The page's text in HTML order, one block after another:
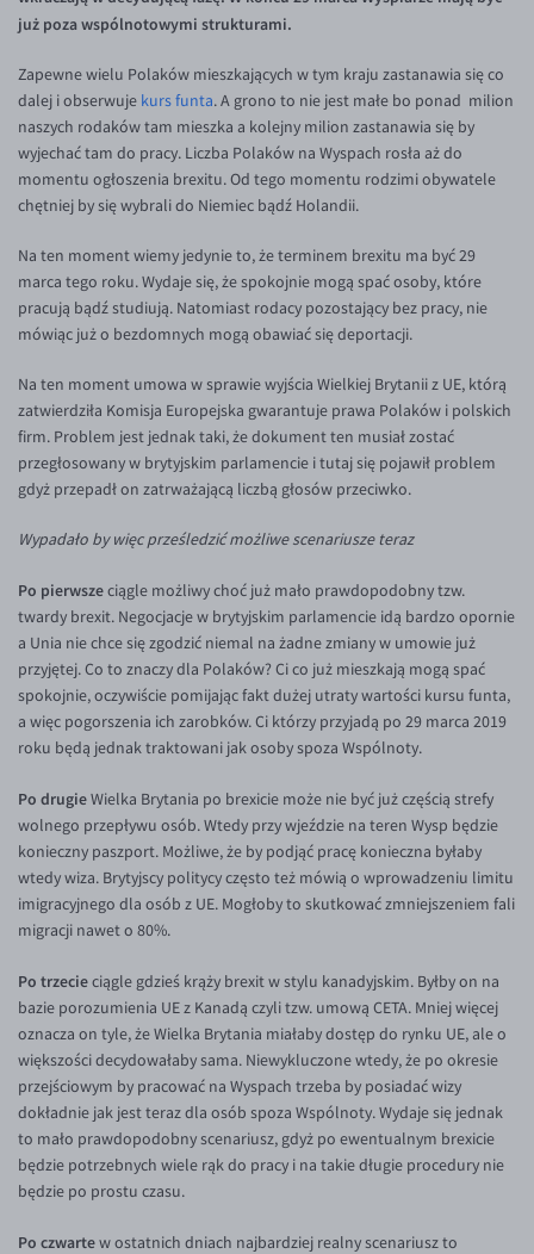
Inne pary walutowe
BGN/PLN
CAD/PLN
CNY/PLN
HKD/PLN
HUF/PLN
ILS/PLN
JPY/PLN
RON/PLN
SGD/PLN
TRY/PLN
ZAR/PLN
EUR/GBP
EUR/CHF
EUR/CZK
EUR/DKK
EUR/SEK
EUR/AUD
EUR/BGN
EUR/CAD
EUR/HKD
EUR/HUF
EUR/ILS
EUR/JPY
EUR/NZD
EUR/RON
EUR/SGD
Aplikacja mobilna
Pomoc
Pomoc
FAQ
Konto i opłaty
Wymiana walut
Banki i przelewy
Przelewy zagraniczne
Poradnik
Kontakt
Dla mediów
PL
już poza wspólnotowymi strukturami.
Zapewne wielu Polaków mieszkających w tym kraju zastanawia się co
dalej i obserwuje kurs funta. A grono to nie jest małe bo ponad milion
naszych rodaków tam mieszka a kolejny milion zastanawia się by
wyjechać tam do pracy. Liczba Polaków na Wyspach rosła aż do
momentu ogłoszenia brexitu. Od tego momentu rodzimi obywatele
chętniej by się wybrali do Niemiec bądź Holandii.
Na ten moment wiemy jedynie to, że terminem brexitu ma być 29
marca tego roku. Wydaje się, że spokojnie mogą spać osoby, które
pracują bądź studiują. Natomiast rodacy pozostający bez pracy, nie
mówiąc już o bezdomnych mogą obawiać się deportacji.
Na ten moment umowa w sprawie wyjścia Wielkiej Brytanii z UE, którą
zatwierdziła Komisja Europejska gwarantuje prawa Polaków i polskich
firm. Problem jest jednak taki, że dokument ten musiał zostać
przegłosowany w brytyjskim parlamencie i tutaj się pojawił problem
gdyż przepadł on zatrważającą liczbą głosów przeciwko.
Wypadało by więc prześledzić możliwe scenariusze teraz
Po pierwszeciągle możliwy choć już mało prawdopodobny tzw.
twardy brexit. Negocjacje w brytyjskim parlamencie idą bardzo opornie
a Unia nie chce się zgodzić niemal na żadne zmiany w umowie już
przyjętej. Co to znaczy dla Polaków? Ci co już mieszkają mogą spać
spokojnie, oczywiście pomijając fakt dużej utraty wartości kursu funta,
a więc pogorszenia ich zarobków. Ci którzy przyjadą po 29 marca 2019
roku będą jednak traktowani jak osoby spoza Wspólnoty.
Po drugieWielka Brytania po brexicie może nie być już częścią strefy
wolnego przepływu osób. Wtedy przy wjeździe na teren Wysp będzie
konieczny paszport. Możliwe, że by podjąć pracę konieczna byłaby
wtedy wiza. Brytyjscy politycy często też mówią o wprowadzeniu limitu
imigracyjnego dla osób z UE. Mogłoby to skutkować zmniejszeniem fali
migracji nawet o 80%.
Po trzecieciągle gdzieś krąży brexit w stylu kanadyjskim. Byłby on na
bazie porozumienia UE z Kanadą czyli tzw. umową CETA. Mniej więcej
oznacza on tyle, że Wielka Brytania miałaby dostęp do rynku UE, ale o
większości decydowałaby sama. Niewykluczone wtedy, że po okresie
przejściowym by pracować na Wyspach trzeba by posiadać wizy
dokładnie jak jest teraz dla osób spoza Wspólnoty. Wydaje się jednak
to mało prawdopodobny scenariusz, gdyż po ewentualnym brexicie
będzie potrzebnych wiele rąk do pracy i na takie długie procedury nie
będzie po prostu czasu.
Po czwartew ostatnich dniach najbardziej realny scenariusz to